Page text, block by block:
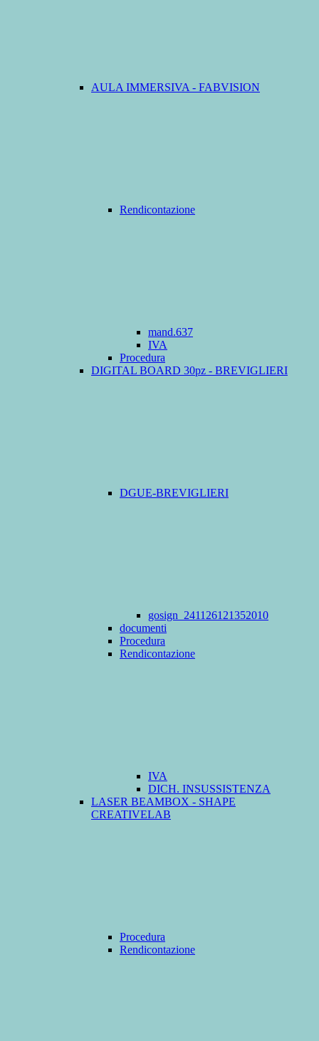
AULA IMMERSIVA - FABVISION
Rendicontazione
mand.637
IVA
Procedura
DIGITAL BOARD 30pz - BREVIGLIERI
DGUE-BREVIGLIERI
gosign_241126121352010
documenti
Procedura
Rendicontazione
IVA
DICH. INSUSSISTENZA
LASER BEAMBOX - SHAPE
CREATIVELAB
Procedura
Rendicontazione